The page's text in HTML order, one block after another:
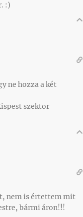
:)
ne hozza a két
szektor
nem is értettem mit
bármi áron!!!